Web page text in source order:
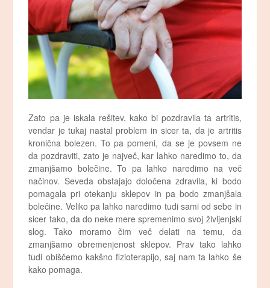
Zato pa je iskala rešitev, kako bi pozdravila ta artritis,
vendar je tukaj nastal problem in sicer ta, da je artritis
kronična bolezen. To pa pomeni, da se je povsem ne
da pozdraviti, zato je največ, kar lahko naredimo to, da
zmanjšamo bolečine. To pa lahko naredimo na več
načinov. Seveda obstajajo določena zdravila, ki bodo
pomagala pri otekanju sklepov in pa bodo zmanjšala
bolečine. Veliko pa lahko naredimo tudi sami od sebe in
sicer tako, da do neke mere spremenimo svoj življenjski
slog. Tako moramo čim več delati na temu, da
zmanjšamo obremenjenost sklepov. Prav tako lahko
tudi obiščemo kakšno fizioterapijo, saj nam ta lahko še
kako pomaga.